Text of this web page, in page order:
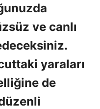
ve canlı
yaraları
de